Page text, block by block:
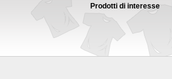
Prodotti di interesse